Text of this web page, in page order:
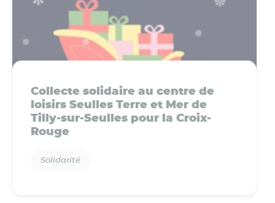
Collecte solidaire au centre de
loisirs Seulles Terre et Mer de
Tilly-sur-Seulles pour la Croix-
Rouge
Solidarité